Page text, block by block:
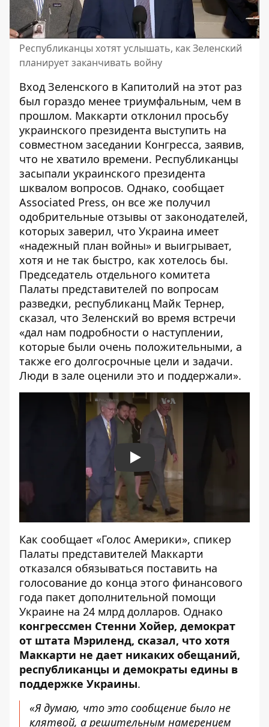
Республиканцы хотят услышать, как Зеленский
планирует заканчивать войну
Вход Зеленского в Капитолий на этот раз
был гораздо менее триумфальным, чем в
прошлом. Маккарти отклонил просьбу
украинского президента выступить на
совместном заседании Конгресса, заявив,
что не хватило времени. Республиканцы
засыпали украинского президента
шквалом вопросов. Однако, сообщает
Associated Press, он все же получил
одобрительные отзывы от законодателей,
которых заверил, что Украина имеет
«надежный план войны» и выигрывает,
хотя и не так быстро, как хотелось бы.
Председатель отдельного комитета
Палаты представителей по вопросам
разведки, республиканц Майк Тернер,
сказал, что Зеленский во время встречи
«дал нам подробности о наступлении,
которые были очень положительными, а
также его долгосрочные цели и задачи.
Люди в зале оценили это и поддержали».
Play
Как сообщает «Голос Америки», спикер
Палаты представителей Маккарти
отказался обязываться поставить на
голосование до конца этого финансового
года пакет дополнительной помощи
Украине на 24 млрд долларов. Однако
конгрессмен Стенни Хойер, демократ
от штата Мэриленд, сказал, что хотя
Маккарти не дает никаких обещаний,
республиканцы и демократы едины в
поддержке Украины.
«Я думаю, что это сообщение было не
клятвой, а решительным намерением